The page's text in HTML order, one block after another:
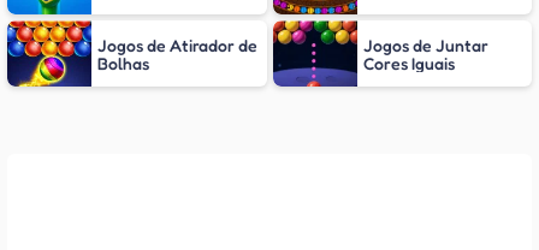
Jogos de Atirador de
Bolhas
Jogos de Juntar
Cores Iguais